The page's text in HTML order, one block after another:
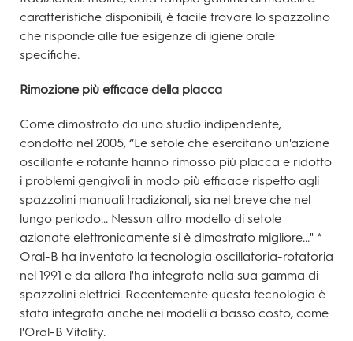
caratteristiche disponibili, è facile trovare lo spazzolino
che risponde alle tue esigenze di igiene orale
specifiche.
Rimozione più efficace della placca
Come dimostrato da uno studio indipendente,
condotto nel 2005, “Le setole che esercitano un'azione
oscillante e rotante hanno rimosso più placca e ridotto
i problemi gengivali in modo più efficace rispetto agli
spazzolini manuali tradizionali, sia nel breve che nel
lungo periodo... Nessun altro modello di setole
azionate elettronicamente si è dimostrato migliore..." *
Oral-B ha inventato la tecnologia oscillatoria-rotatoria
nel 1991 e da allora l'ha integrata nella sua gamma di
spazzolini elettrici. Recentemente questa tecnologia è
stata integrata anche nei modelli a basso costo, come
l'Oral-B Vitality.